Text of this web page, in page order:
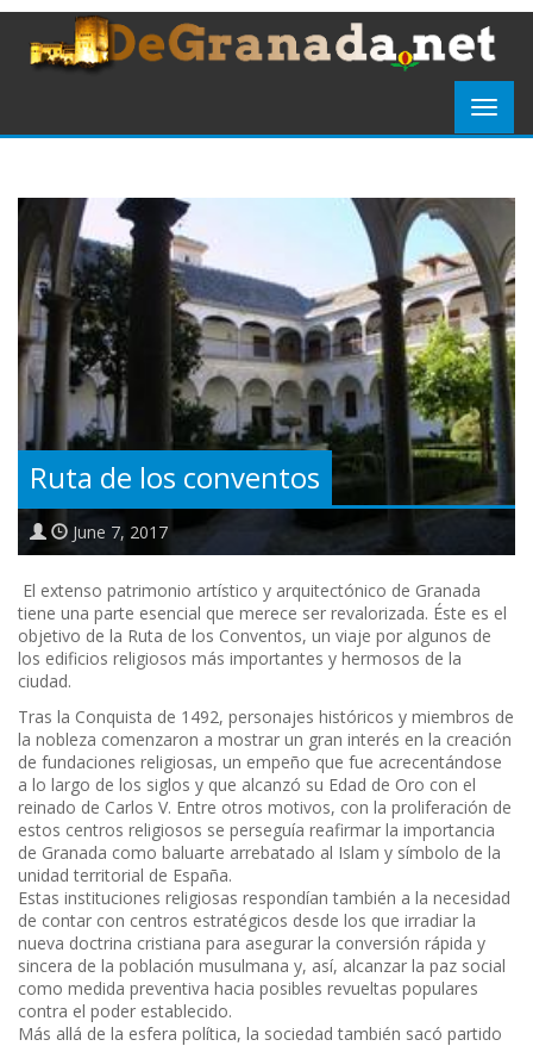
Ruta de los conventos
June 7, 2017
El extenso patrimonio artístico y arquitectónico de Granada
tiene una parte esencial que merece ser revalorizada. Éste es el
objetivo de la Ruta de los Conventos, un viaje por algunos de
los edificios religiosos más importantes y hermosos de la
ciudad.
Tras la Conquista de 1492, personajes históricos y miembros de
la nobleza comenzaron a mostrar un gran interés en la creación
de fundaciones religiosas, un empeño que fue acrecentándose
a lo largo de los siglos y que alcanzó su Edad de Oro con el
reinado de Carlos V. Entre otros motivos, con la proliferación de
estos centros religiosos se perseguía reafirmar la importancia
de Granada como baluarte arrebatado al Islam y símbolo de la
unidad territorial de España.
Estas instituciones religiosas respondían también a la necesidad
de contar con centros estratégicos desde los que irradiar la
nueva doctrina cristiana para asegurar la conversión rápida y
sincera de la población musulmana y, así, alcanzar la paz social
como medida preventiva hacia posibles revueltas populares
contra el poder establecido.
Más allá de la esfera política, la sociedad también sacó partido